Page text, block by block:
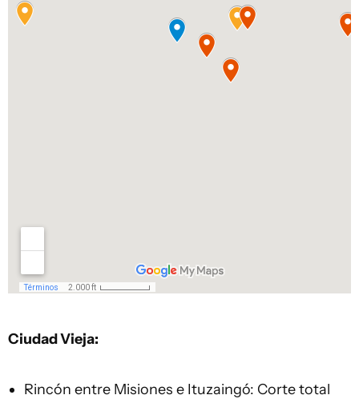
Ciudad Vieja:
Rincón entre Misiones e Ituzaingó: Corte total